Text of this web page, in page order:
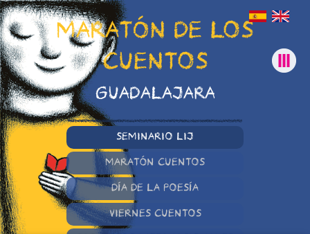
MARATÓN DE LOS
CUENTOS
GUADALAJARA
SEMINARIO LIJ
MARATÓN CUENTOS
DÍA DE LA POESÍA
VIERNES CUENTOS